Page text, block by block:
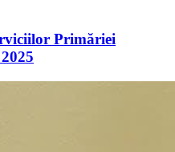
Primăriei